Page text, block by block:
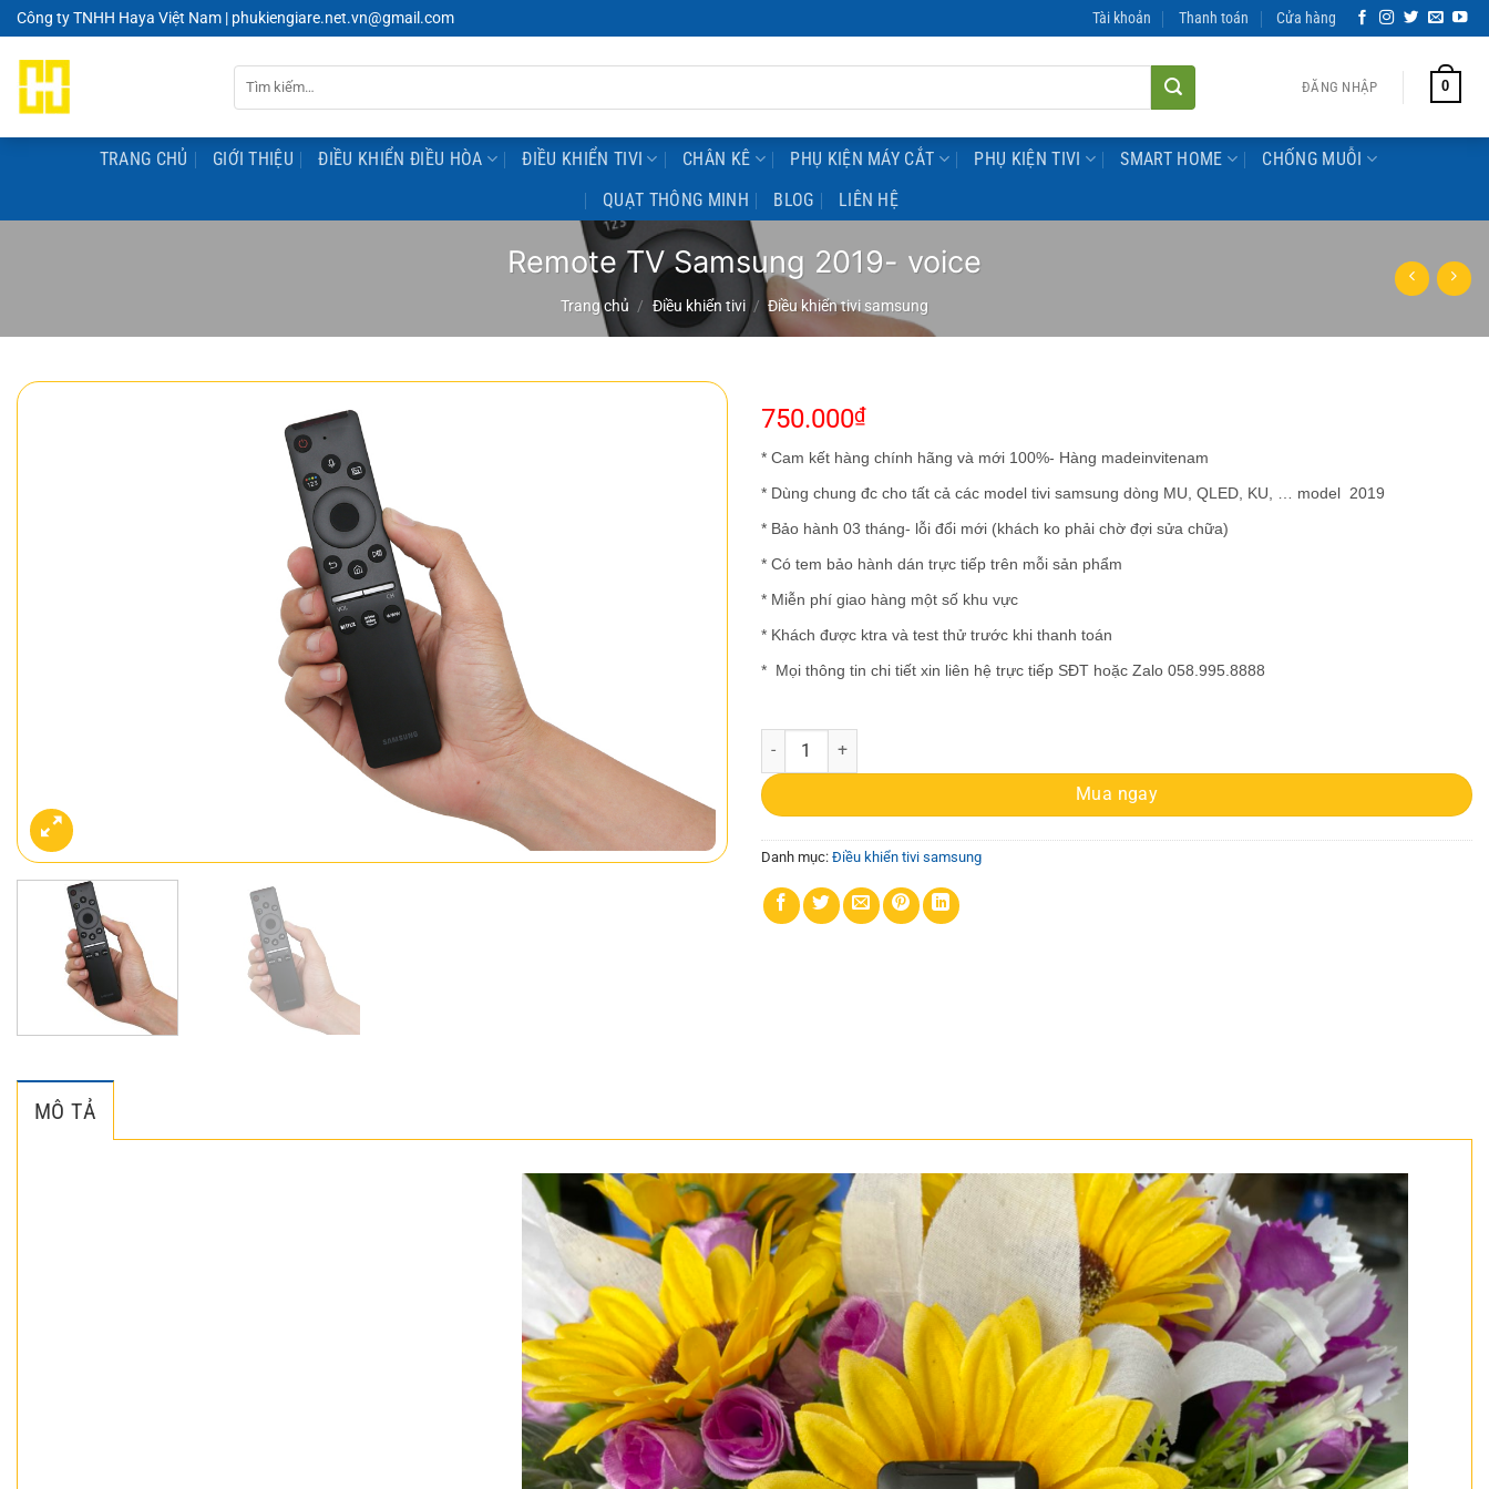
Chuyển
đến
dung
Công ty TNHH Haya Việt Nam | phukiengiare.net.vn@gmail.com Tài khoản Thanh toán Cửa hàng
kiếm:
ĐĂNG NHẬP 0
TRANG CHỦ GIỚI THIỆU ĐIỀU KHIỂN ĐIỀU HÒA ĐIỀU KHIỂN TIVI CHÂN KÊ PHỤ KIỆN MÁY CẮT PHỤ KIỆN TIVI SMART HOME
CHỐNG MUỖI
QUẠT THÔNG MINH
BLOG LIÊN HỆ
Remote TV Samsung 2019- voice
Trang chủ / Điều khiển tivi / Điều khiển tivi samsung
750.000₫
* Cam kết hàng chính hãng và mới 100%- Hàng madeinvitenam
* Dùng chung đc cho tất cả các model tivi samsung dòng MU, QLED, KU, … model 2019
* Bảo hành 03 tháng- lỗi đổi mới (khách ko phải chờ đợi sửa chữa)
* Có tem bảo hành dán trực tiếp trên mỗi sản phẩm
* Miễn phí giao hàng một số khu vực
* Khách được ktra và test thử trước khi thanh toán
* Mọi thông tin chi tiết xin liên hệ trực tiếp SĐT hoặc Zalo 058.995.8888
Remote TV Samsung 2019- voice số lượng
Mua ngay
Danh mục: Điều khiển tivi samsung
MÔ TẢ